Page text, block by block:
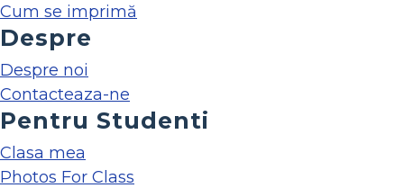
Cum se imprimă
Despre
Despre noi
Contacteaza-ne
Pentru Studenti
Clasa mea
Photos For Class